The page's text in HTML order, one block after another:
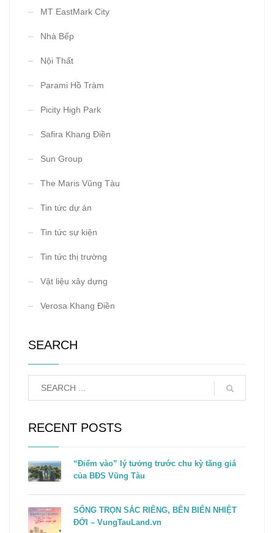
MT EastMark City
Nhà Bếp
Nội Thất
Parami Hồ Tràm
Picity High Park
Safira Khang Điền
Sun Group
The Maris Vũng Tàu
Tin tức dự án
Tin tức sự kiện
Tin tức thị trường
Vật liệu xây dựng
Verosa Khang Điền
SEARCH
RECENT POSTS
“Điểm vào” lý tưởng trước chu kỳ tăng giá
của BĐS Vũng Tàu
SỐNG TRỌN SẮC RIÊNG, BÊN BIỂN NHIỆT
ĐỚI – VungTauLand.vn